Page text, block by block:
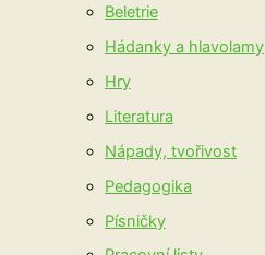
Beletrie
Hádanky a hlavolamy
Hry
Literatura
Nápady, tvořivost
Pedagogika
Písničky